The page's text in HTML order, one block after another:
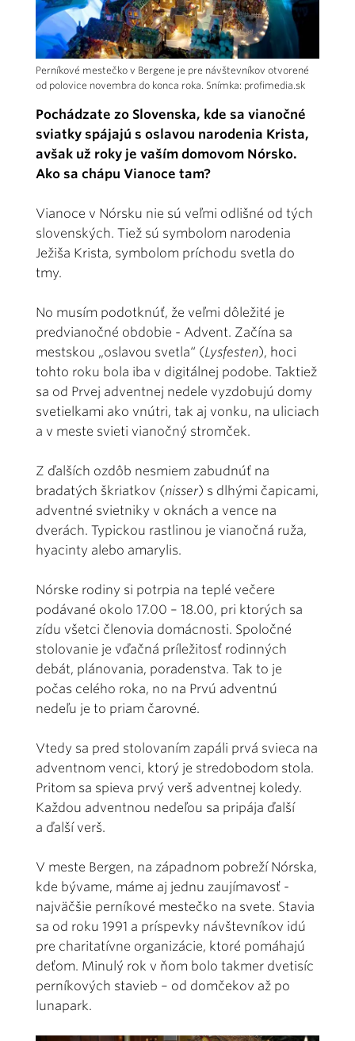
Perníkové mestečko v Bergene je pre návštevníkov otvorené
od polovice novembra do konca roka. Snímka: profimedia.sk
Pochádzate zo Slovenska, kde sa vianočné
sviatky spájajú s oslavou narodenia Krista,
avšak už roky je vaším domovom Nórsko.
Ako sa chápu Vianoce tam?
Vianoce v Nórsku nie sú veľmi odlišné od tých
slovenských. Tiež sú symbolom narodenia
Ježiša Krista, symbolom príchodu svetla do
tmy.
No musím podotknúť, že veľmi dôležité je
predvianočné obdobie - Advent. Začína sa
mestskou „oslavou svetla“ (Lysfesten), hoci
tohto roku bola iba v digitálnej podobe. Taktiež
sa od Prvej adventnej nedele vyzdobujú domy
svetielkami ako vnútri, tak aj vonku, na uliciach
a v meste svieti vianočný stromček.
Z ďalších ozdôb nesmiem zabudnúť na
bradatých škriatkov (nisser) s dlhými čapicami,
adventné svietniky v oknách a vence na
dverách. Typickou rastlinou je vianočná ruža,
hyacinty alebo amarylis.
Nórske rodiny si potrpia na teplé večere
podávané okolo 17.00 – 18.00, pri ktorých sa
zídu všetci členovia domácnosti. Spoločné
stolovanie je vďačná príležitosť rodinných
debát, plánovania, poradenstva. Tak to je
počas celého roka, no na Prvú adventnú
nedeľu je to priam čarovné.
Vtedy sa pred stolovaním zapáli prvá svieca na
adventnom venci, ktorý je stredobodom stola.
Pritom sa spieva prvý verš adventnej koledy.
Každou adventnou nedeľou sa pripája ďalší
a ďalší verš.
V meste Bergen, na západnom pobreží Nórska,
kde bývame, máme aj jednu zaujímavosť -
najväčšie perníkové mestečko na svete. Stavia
sa od roku 1991 a príspevky návštevníkov idú
pre charitatívne organizácie, ktoré pomáhajú
deťom. Minulý rok v ňom bolo takmer dvetisíc
perníkových stavieb – od domčekov až po
lunapark.